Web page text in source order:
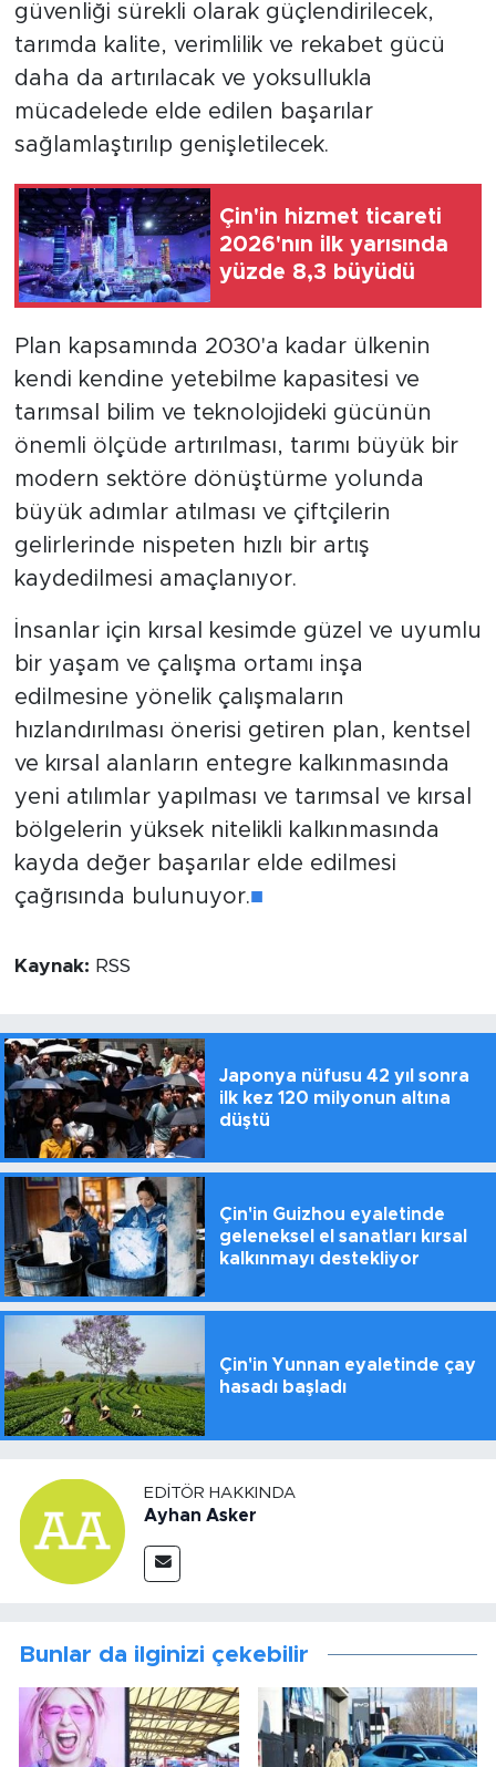
güvenliği sürekli olarak güçlendirilecek,
tarımda kalite, verimlilik ve rekabet gücü
daha da artırılacak ve yoksullukla
mücadelede elde edilen başarılar
sağlamlaştırılıp genişletilecek.
Çin'in hizmet ticareti
2026'nın ilk yarısında
yüzde 8,3 büyüdü
Plan kapsamında 2030'a kadar ülkenin
kendi kendine yetebilme kapasitesi ve
tarımsal bilim ve teknolojideki gücünün
önemli ölçüde artırılması, tarımı büyük bir
modern sektöre dönüştürme yolunda
büyük adımlar atılması ve çiftçilerin
gelirlerinde nispeten hızlı bir artış
kaydedilmesi amaçlanıyor.
İnsanlar için kırsal kesimde güzel ve uyumlu
bir yaşam ve çalışma ortamı inşa
edilmesine yönelik çalışmaların
hızlandırılması önerisi getiren plan, kentsel
ve kırsal alanların entegre kalkınmasında
yeni atılımlar yapılması ve tarımsal ve kırsal
bölgelerin yüksek nitelikli kalkınmasında
kayda değer başarılar elde edilmesi
çağrısında bulunuyor.■
Kaynak: RSS
Japonya nüfusu 42 yıl sonra
ilk kez 120 milyonun altına
düştü
Çin'in Guizhou eyaletinde
geleneksel el sanatları kırsal
kalkınmayı destekliyor
Çin'in Yunnan eyaletinde çay
hasadı başladı
EDITÖR HAKKINDA
Ayhan Asker
Bunlar da ilginizi çekebilir